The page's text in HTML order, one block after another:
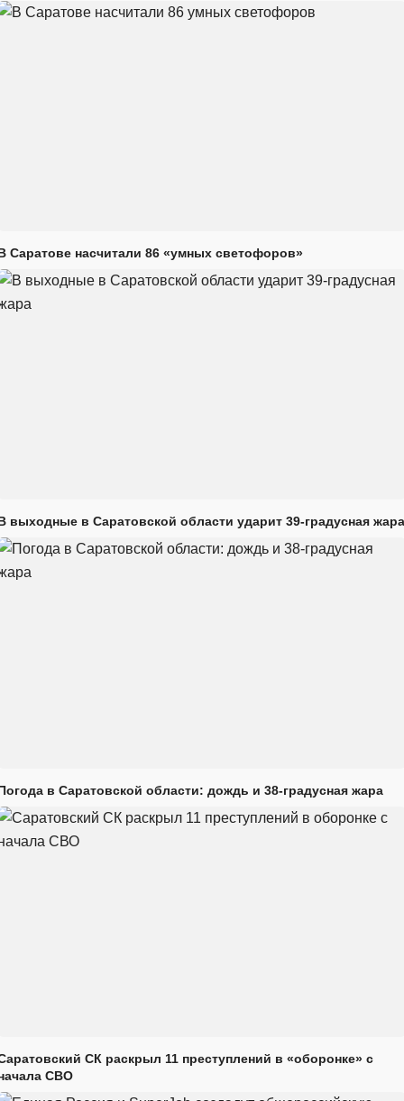
Саратове насчитали 86 «умных светофоров»
выходные в Саратовской области ударит 39-градусная жара
в Саратовской области: дождь и 38-градусная жара
СК раскрыл 11 преступлений в «оборонке» с
СВО